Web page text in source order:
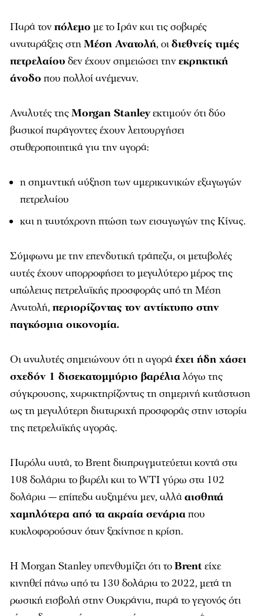
Παρά τονπόλεμο με το Ιράν και τις σοβαρές
αναταράξεις στηΜέση Ανατολή, οιδιεθνείς τιμές
πετρελαίου δεν έχουν σημειώσει τηνεκρηκτική
άνοδο που πολλοί ανέμεναν.
Αναλυτές τηςMorgan Stanleyεκτιμούν ότι δύο
βασικοί παράγοντες έχουν λειτουργήσει
σταθεροποιητικά για την αγορά:
η σημαντική αύξηση των αμερικανικών εξαγωγών
πετρελαίου
και η ταυτόχρονη πτώση των εισαγωγών της Κίνας.
Σύμφωνα με την επενδυτική τράπεζα, οι μεταβολές
αυτές έχουν απορροφήσει το μεγαλύτερο μέρος της
απώλειας πετρελαϊκής προσφοράς από τη Μέση
Ανατολή, περιορίζοντας τον αντίκτυπο στην
παγκόσμια οικονομία.
Οι αναλυτές σημειώνουν ότι η αγοράέχει ήδη χάσει
σχεδόν 1 δισεκατομμύριο βαρέλιαλόγω της
σύγκρουσης, χαρακτηρίζοντας τη σημερινή κατάσταση
ως τη μεγαλύτερη διαταραχή προσφοράς στην ιστορία
της πετρελαϊκής αγοράς.
Παρόλα αυτά, το Brent διαπραγματεύεται κοντά στα
108 δολάρια το βαρέλι και το WTI γύρω στα 102
δολάρια — επίπεδα αυξημένα μεν, αλλάαισθητά
χαμηλότερα από τα ακραία σενάριαπου
κυκλοφορούσαν όταν ξεκίνησε η κρίση.
Η Morgan Stanley υπενθυμίζει ότι τοBrentείχε
κινηθεί πάνω από τα 130 δολάρια το 2022, μετά τη
ρωσική εισβολή στην Ουκράνια, παρά το γεγονός ότι